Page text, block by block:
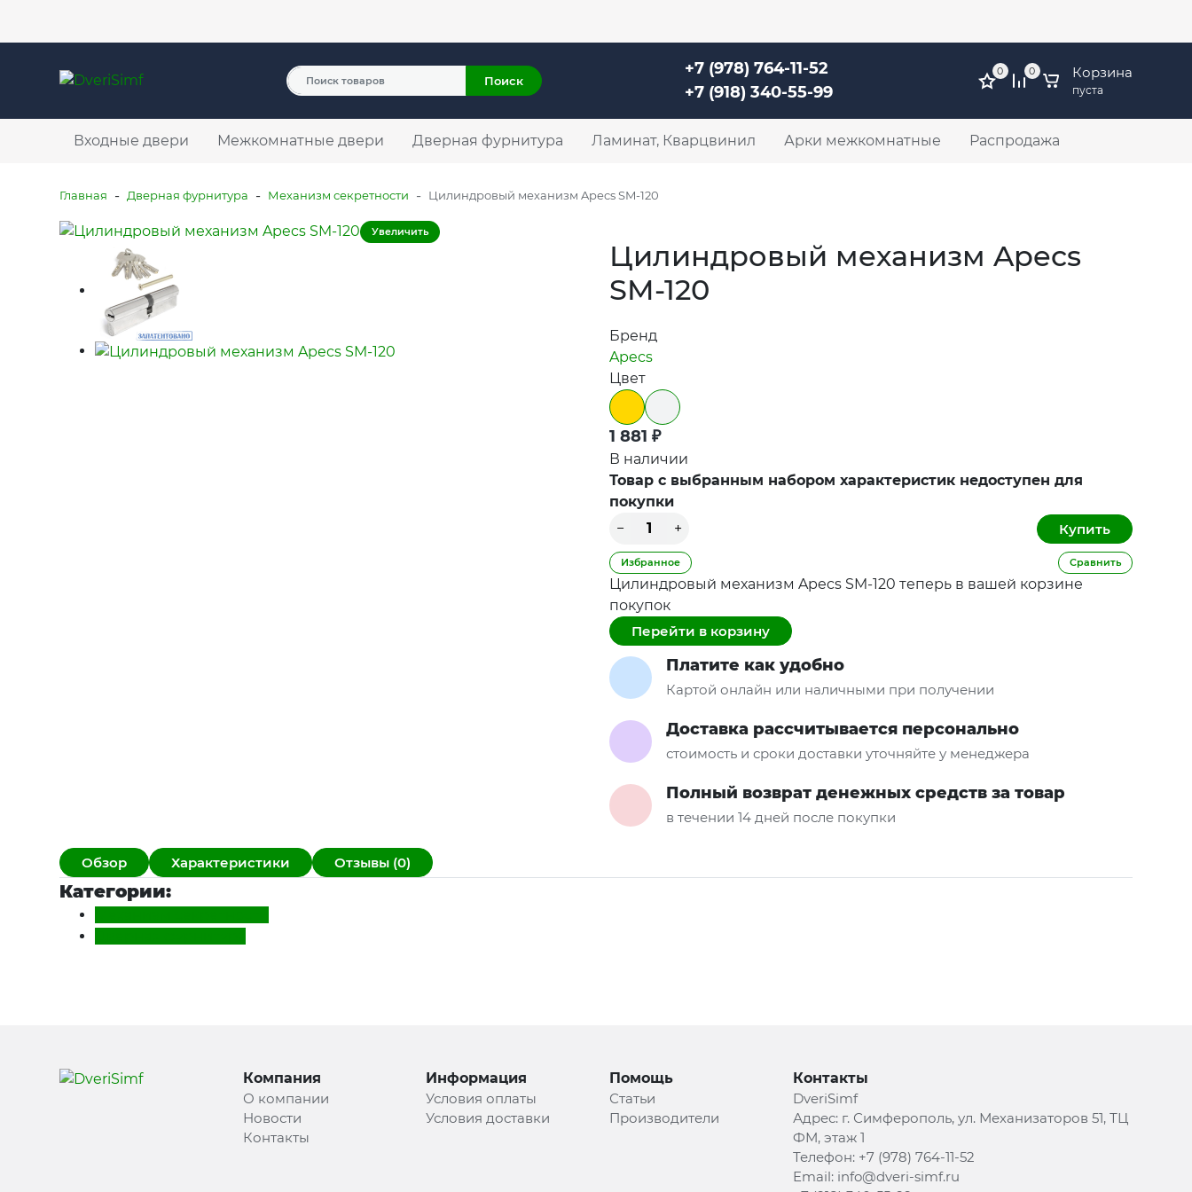
Поиск
+7 (978) 764-11-52
+7 (918) 340-55-99
0 0 Корзина
пуста
Входные двери Межкомнатные двери Дверная фурнитура Ламинат, Кварцвинил Арки межкомнатные Распродажа
Главная - Дверная фурнитура - Механизм секретности - Цилиндровый механизм Apecs SM-120
Увеличить
Цилиндровый механизм Apecs
SM-120
Бренд
Apecs
Цвет
1 881 ₽
В наличии
Товар с выбранным набором характеристик недоступен для
покупки
Избранное Сравнить
Цилиндровый механизм Apecs SM-120 теперь в вашей корзине
покупок
Перейти в корзину
Платите как удобно
Картой онлайн или наличными при получении
Доставка рассчитывается персонально
стоимость и сроки доставки уточняйте у менеджера
Полный возврат денежных средств за товар
в течении 14 дней после покупки
Обзор Характеристики Отзывы (0)
Категории:
Компания
О компании
Новости
Контакты
Информация
Условия оплаты
Условия доставки
Помощь
Статьи
Производители
Контакты
DveriSimf
Адрес: г. Симферополь, ул. Механизаторов 51, ТЦ
ФМ, этаж 1
Телефон: +7 (978) 764-11-52
Email: info@dveri-simf.ru